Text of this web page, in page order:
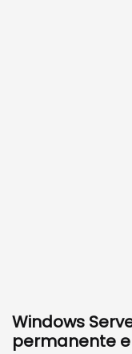
Windows
permanente